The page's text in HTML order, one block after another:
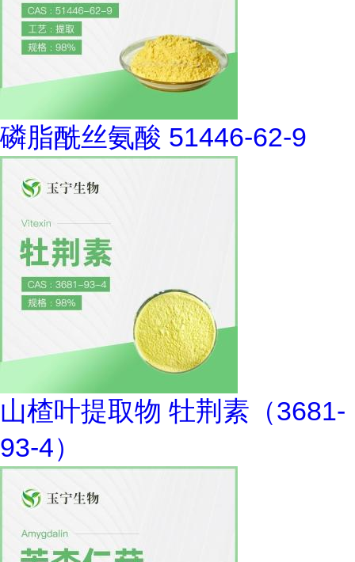
磷脂酰丝氨酸 51446-62-9
山楂叶提取物 牡荆素（3681-
93-4）